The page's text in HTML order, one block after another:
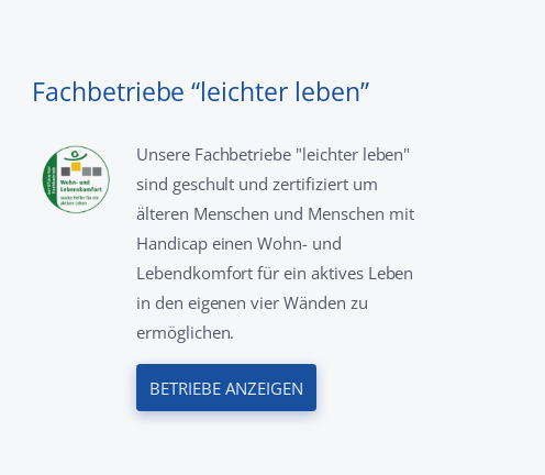
Fachbetriebe “leichter leben”
Unsere Fachbetriebe "leichter leben"
sind geschult und zertifiziert um
älteren Menschen und Menschen mit
Handicap einen Wohn- und
Lebendkomfort für ein aktives Leben
in den eigenen vier Wänden zu
ermöglichen.
BETRIEBE ANZEIGEN